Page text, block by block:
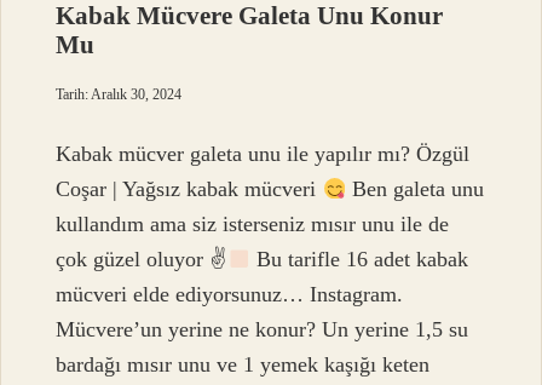
Kabak Mücvere Galeta Unu Konur
Mu
Tarih: Aralık 30, 2024
Kabak mücver galeta unu ile yapılır mı? Özgül
Coşar | Yağsız kabak mücveri
Ben galeta unu
kullandım ama siz isterseniz mısır unu ile de
çok güzel oluyor ✌
Bu tarifle 16 adet kabak
mücveri elde ediyorsunuz… Instagram.
Mücvere’un yerine ne konur? Un yerine 1,5 su
bardağı mısır unu ve 1 yemek kaşığı keten